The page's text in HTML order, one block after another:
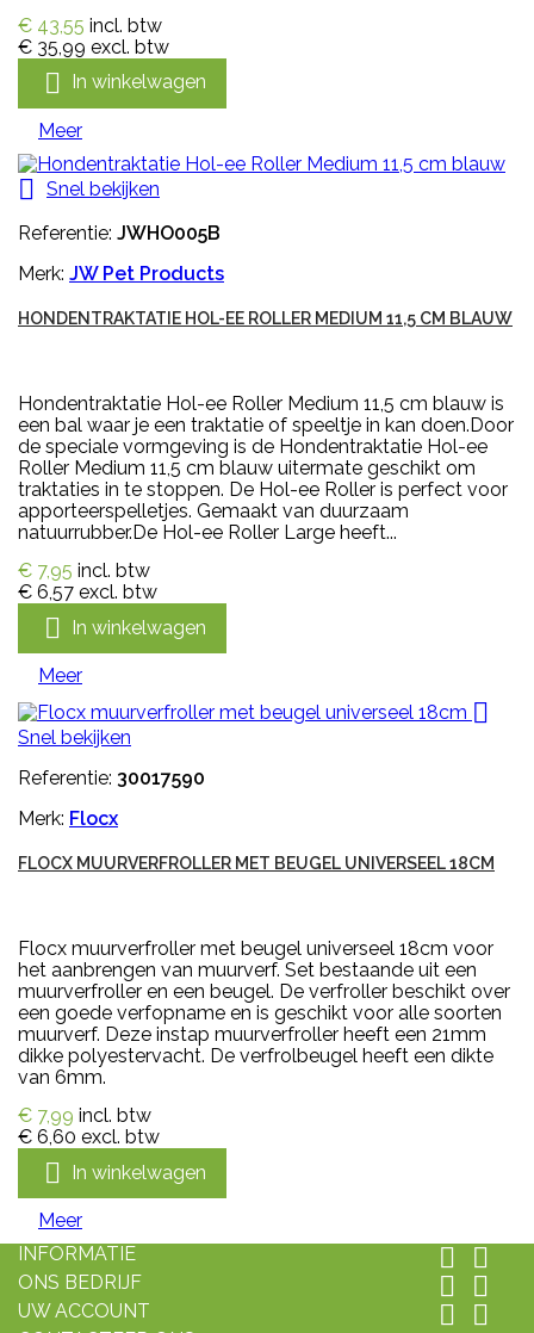
€ 43,55 incl. btw
€ 35,99 excl. btw
 In winkelwagen
Meer

Snel bekijken
Referentie: JWHO005B
Merk: JW Pet Products
HONDENTRAKTATIE HOL-EE ROLLER MEDIUM 11,5 CM BLAUW
Hondentraktatie Hol-ee Roller Medium 11,5 cm blauw is
een bal waar je een traktatie of speeltje in kan doen.Door
de speciale vormgeving is de Hondentraktatie Hol-ee
Roller Medium 11,5 cm blauw uitermate geschikt om
traktaties in te stoppen. De Hol-ee Roller is perfect voor
apporteerspelletjes. Gemaakt van duurzaam
natuurrubber.De Hol-ee Roller Large heeft...
€ 7,95 incl. btw
€ 6,57 excl. btw
 In winkelwagen
Meer

Snel bekijken
Referentie: 30017590
Merk: Flocx
FLOCX MUURVERFROLLER MET BEUGEL UNIVERSEEL 18CM
Flocx muurverfroller met beugel universeel 18cm voor
het aanbrengen van muurverf. Set bestaande uit een
muurverfroller en een beugel. De verfroller beschikt over
een goede verfopname en is geschikt voor alle soorten
muurverf. Deze instap muurverfroller heeft een 21mm
dikke polyestervacht. De verfrolbeugel heeft een dikte
van 6mm.
€ 7,99 incl. btw
€ 6,60 excl. btw
 In winkelwagen
Meer
INFORMATIE
 
ONS BEDRIJF  
UW ACCOUNT  